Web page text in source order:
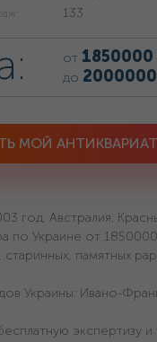
133
от 1850000
до 2000000
МОЙ АНТИКВАРИАТ
год. Австралия.
по Украине oт
памятных
Украины: Ивано-
экспертизу и